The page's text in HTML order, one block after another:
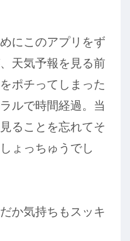
にこのアプリをず
天気予報を見る前
ポチってしまった
ルで時間経過。当
ることを忘れてそ
ょっちゅうでし
か気持ちもスッキ